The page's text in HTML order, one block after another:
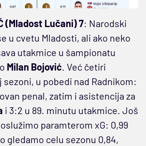
(Mladost Lučani) 7: Narodski
u cvetu Mladosti, ali ako neko
utakmice u šampionatu
Milan Bojović. Već četiri
sezoni, u pobedi nad Radnikom:
penal, zatim i asistencija za
i 3:2 u 89. minutu utakmice. Još
paramterom xG: 0,99
gledamo celu sezonu 0,84,